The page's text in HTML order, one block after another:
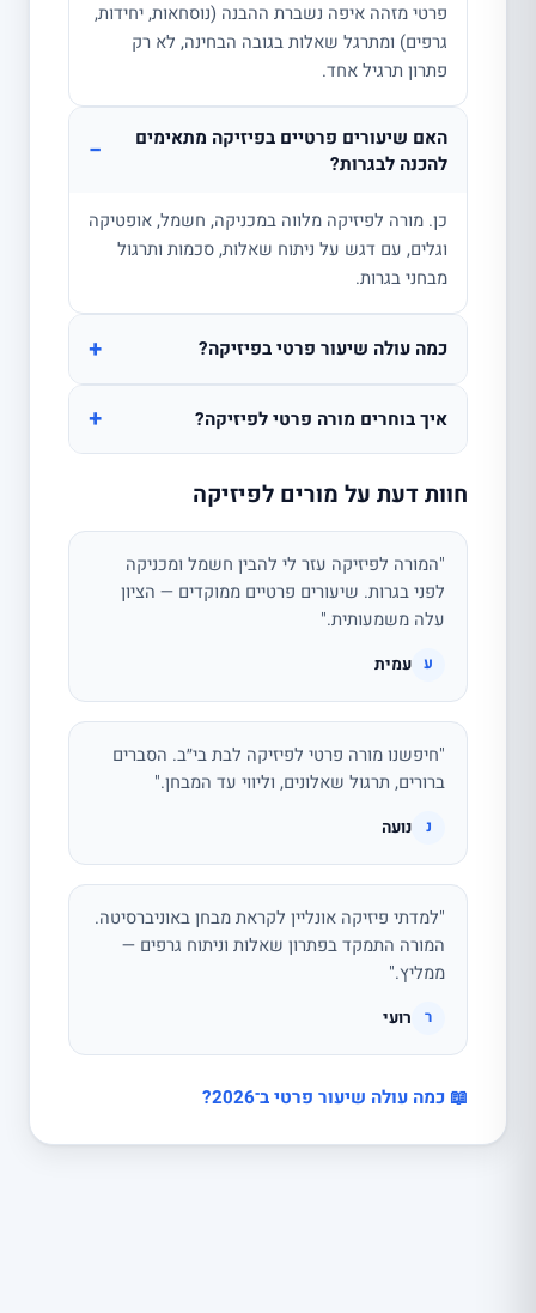
פרטי מזהה איפה נשברת ההבנה (נוסחאות, יחידות,
גרפים) ומתרגל שאלות בגובה הבחינה, לא רק
פתרון תרגיל אחד.
האם שיעורים פרטיים בפיזיקה מתאימים
להכנה לבגרות?
−
כן. מורה לפיזיקה מלווה במכניקה, חשמל, אופטיקה
וגלים, עם דגש על ניתוח שאלות, סכמות ותרגול
מבחני בגרות.
כמה עולה שיעור פרטי בפיזיקה? +
איך בוחרים מורה פרטי לפיזיקה? +
חוות דעת על מורים לפיזיקה
"המורה לפיזיקה עזר לי להבין חשמל ומכניקה
לפני בגרות. שיעורים פרטיים ממוקדים — הציון
עלה משמעותית."
ע עמית
"חיפשנו מורה פרטי לפיזיקה לבת בי״ב. הסברים
ברורים, תרגול שאלונים, וליווי עד המבחן."
נ נועה
"למדתי פיזיקה אונליין לקראת מבחן באוניברסיטה.
המורה התמקד בפתרון שאלות וניתוח גרפים —
ממליץ."
ר רועי
📖 כמה עולה שיעור פרטי ב־2026?